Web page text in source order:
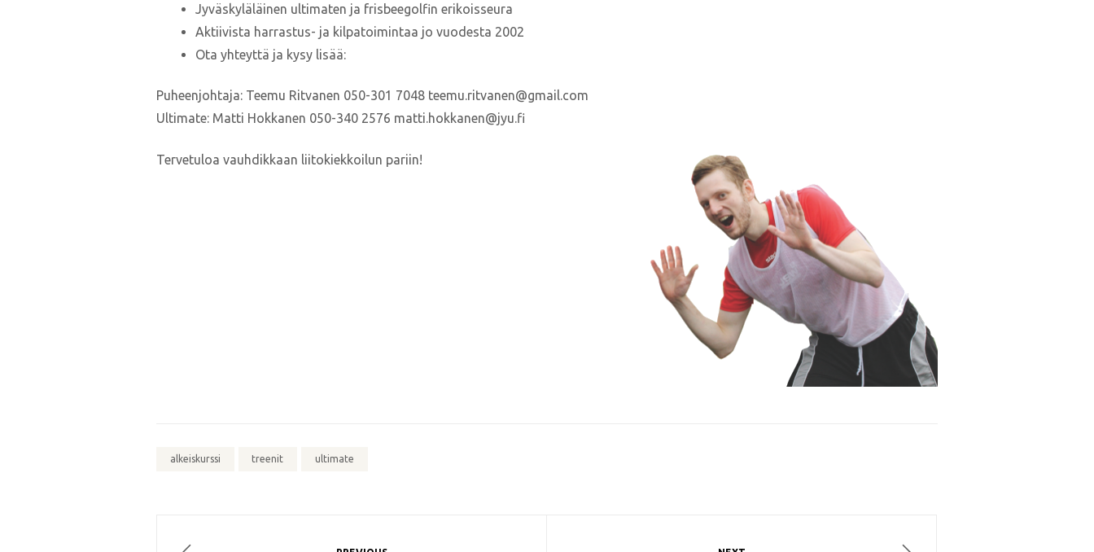
Jyväskyläläinen ultimaten ja frisbeegolfin erikoisseura
Aktiivista harrastus- ja kilpatoimintaa jo vuodesta 2002
Ota yhteyttä ja kysy lisää:
Puheenjohtaja: Teemu Ritvanen 050-301 7048 teemu.ritvanen@gmail.com
Ultimate: Matti Hokkanen 050-340 2576 matti.hokkanen@jyu.fi
Tervetuloa vauhdikkaan liitokiekkoilun pariin!
alkeiskurssi treenit ultimate